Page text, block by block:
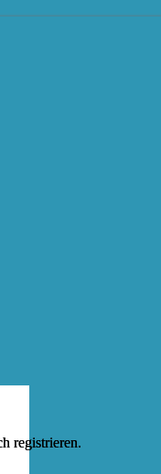
registrieren.